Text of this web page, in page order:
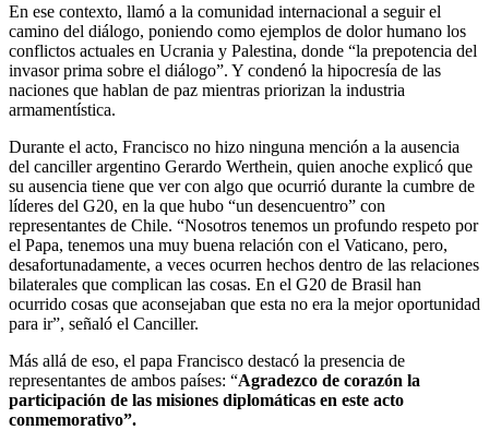
En ese contexto, llamó a la comunidad internacional a seguir el
camino del diálogo, poniendo como ejemplos de dolor humano los
conflictos actuales en Ucrania y Palestina, donde “la prepotencia del
invasor prima sobre el diálogo”. Y condenó la hipocresía de las
naciones que hablan de paz mientras priorizan la industria
armamentística.
Durante el acto, Francisco no hizo ninguna mención a la ausencia
del canciller argentino Gerardo Werthein, quien anoche explicó que
su ausencia tiene que ver con algo que ocurrió durante la cumbre de
líderes del G20, en la que hubo “un desencuentro” con
representantes de Chile. “Nosotros tenemos un profundo respeto por
el Papa, tenemos una muy buena relación con el Vaticano, pero,
desafortunadamente, a veces ocurren hechos dentro de las relaciones
bilaterales que complican las cosas. En el G20 de Brasil han
ocurrido cosas que aconsejaban que esta no era la mejor oportunidad
para ir”, señaló el Canciller.
Más allá de eso, el papa Francisco destacó la presencia de
representantes de ambos países: “Agradezco de corazón la
participación de las misiones diplomáticas en este acto
conmemorativo”.